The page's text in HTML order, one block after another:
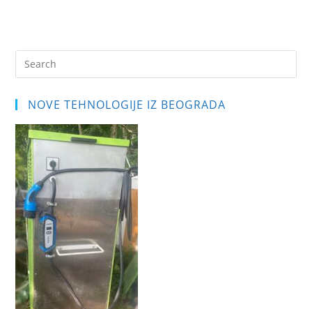
NOVE TEHNOLOGIJE IZ BEOGRADA